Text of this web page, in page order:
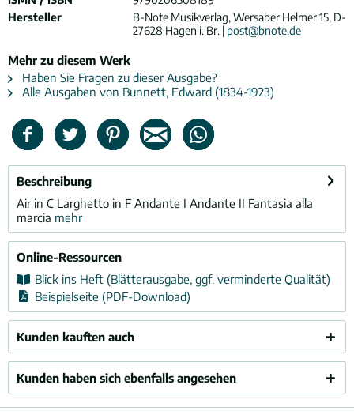
Hersteller
B-Note Musikverlag, Wersaber Helmer 15, D-
27628 Hagen i. Br. | post@bnote.de
Mehr zu diesem Werk
Haben Sie Fragen zu dieser Ausgabe?
Alle Ausgaben von Bunnett, Edward (1834-1923)
Beschreibung
Air in C Larghetto in F Andante I Andante II Fantasia alla
marcia mehr
Online-Ressourcen
Blick ins Heft (Blätterausgabe, ggf. verminderte Qualität)
Beispielseite (PDF-Download)
Kunden kauften auch
Kunden haben sich ebenfalls angesehen